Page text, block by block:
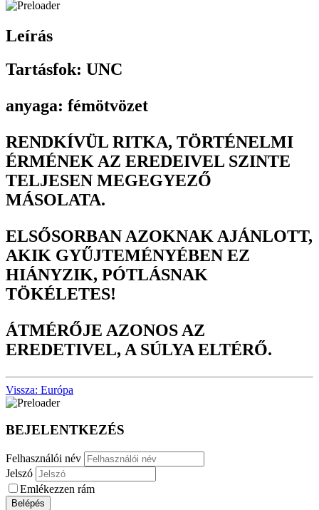
Leírás
Tartásfok: UNC
anyaga: fémötvözet
RENDKÍVÜL RITKA, TÖRTÉNELMI
ÉRMÉNEK AZ EREDEIVEL SZINTE
TELJESEN MEGEGYEZŐ
MÁSOLATA.
ELSŐSORBAN AZOKNAK AJÁNLOTT,
AKIK GYŰJTEMÉNYÉBEN EZ
HIÁNYZIK, PÓTLÁSNAK
TÖKÉLETES!
ÁTMÉRŐJE AZONOS AZ
EREDETIVEL, A SÚLYA ELTÉRŐ.
Vissza: Európa
BEJELENTKEZÉS
Felhasználói név
Jelszó
Emlékezzen rám
Belépés